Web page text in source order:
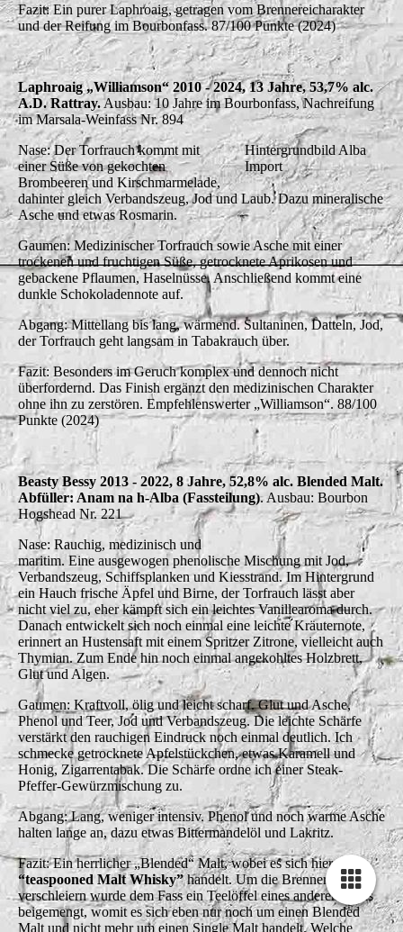
Fazit: Ein purer Laphroaig, getragen vom Brennereicharakter
und der Reifung im Bourbonfass. 87/100 Punkte (2024)
Laphroaig „Williamson“ 2010 - 2024, 13 Jahre, 53,7% alc.
A.D. Rattray.Ausbau: 10 Jahre im Bourbonfass, Nachreifung
im Marsala-Weinfass Nr. 894
Hintergrundbild Alba
Import
Nase: Der Torfrauch kommt mit
einer Süße von gekochten
Brombeeren und Kirschmarmelade,
dahinter gleich Verbandszeug, Jod und Laub. Dazu mineralische
Asche und etwas Rosmarin.
Gaumen: Medizinischer Torfrauch sowie Asche mit einer
trockenen und fruchtigen Süße, getrocknete Aprikosen und
gebackene Pflaumen, Haselnüsse. Anschließend kommt eine
dunkle Schokoladennote auf.
Abgang: Mittellang bis lang, wärmend. Sultaninen, Datteln, Jod,
der Torfrauch geht langsam in Tabakrauch über.
Fazit: Besonders im Geruch komplex und dennoch nicht
überfordernd. Das Finish ergänzt den medizinischen Charakter
ohne ihn zu zerstören. Empfehlenswerter „Williamson“. 88/100
Punkte (2024)
Beasty Bessy 2013 - 2022, 8 Jahre, 52,8% alc. Blended Malt.
Abfüller: Anam na h-Alba (Fassteilung). Ausbau: Bourbon
Hogshead Nr. 221
Nase: Rauchig, medizinisch und
maritim. Eine ausgewogen phenolische Mischung mit Jod,
Verbandszeug, Schiffsplanken und Kiesstrand. Im Hintergrund
ein Hauch frische Äpfel und Birne, der Torfrauch lässt aber
nicht viel zu, eher kämpft sich ein leichtes Vanillearoma durch.
Danach entwickelt sich noch einmal eine leichte Kräuternote,
erinnert an Hustensaft mit einem Spritzer Zitrone, vielleicht auch
Thymian. Zum Ende hin noch einmal angekohltes Holzbrett,
Glut und Algen.
Gaumen: Kraftvoll, ölig und leicht scharf. Glut und Asche,
Phenol und Teer, Jod und Verbandszeug. Die leichte Schärfe
verstärkt den rauchigen Eindruck noch einmal deutlich. Ich
schmecke getrocknete Apfelstückchen, etwas Karamell und
Honig, Zigarrentabak. Die Schärfe ordne ich einer Steak-
Pfeffer-Gewürzmischung zu.
Abgang: Lang, weniger intensiv. Phenol und noch warme Asche
halten lange an, dazu etwas Bittermandelöl und Lakritz.
Fazit: Ein herrlicher „Blended“ Malt, wobei es sich hier um
“teaspooned Malt Whisky”handelt. Um die Brennerei zu
verschleiern wurde dem Fass ein Teelöffel eines anderen Malts
beigemengt, womit es sich eben nur noch um einen Blended
Malt und nicht mehr um einen Single Malt handelt. Welche